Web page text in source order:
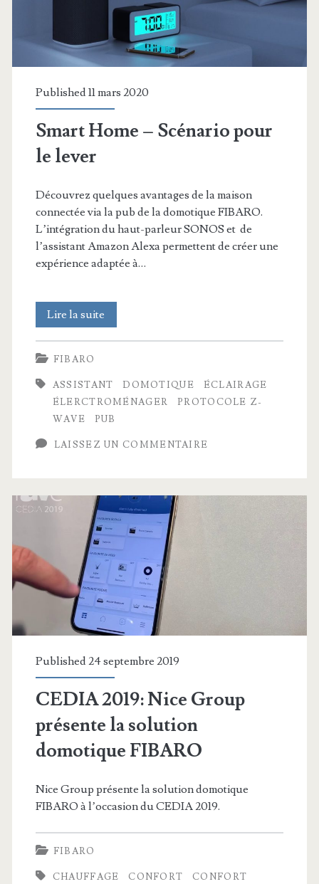
Published 11 mars 2020
Smart Home – Scénario pour
le lever
Découvrez quelques avantages de la maison
connectée via la pub de la domotique FIBARO.
L’intégration du haut-parleur SONOS et de
l’assistant Amazon Alexa permettent de créer une
expérience adaptée à…
Lire la suite
Home
Scénario
pour
le
FIBARO
ASSISTANT DOMOTIQUE
ÉCLAIRAGE
ÉLERCTROMÉNAGER
PROTOCOLE Z-
WAVE
PUB
LAISSEZ UN COMMENTAIRE
Published 24 septembre 2019
CEDIA 2019: Nice Group
présente la solution
domotique FIBARO
Nice Group présente la solution domotique
FIBARO à l’occasion du CEDIA 2019.
FIBARO
CHAUFFAGE CONFORT
CONFORT